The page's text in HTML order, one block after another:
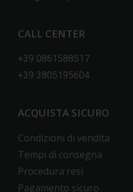
CALL CENTER
+39 0861588517
+39 3805195604
ACQUISTA SICURO
Condizioni di vendita
Tempi di consegna
Procedura resi
Pagamento sicuro